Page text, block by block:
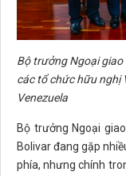
Bộ trưởng Ngoại giao
các tổ chức hữu nghị
Venezuela
Bộ trưởng Ngoại
Bolivar đang gặp
phía, nhưng chính